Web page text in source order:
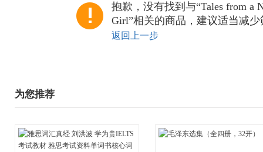
抱歉，没有找到与“Tales from a
Girl”相关的商品，建议适当减
返回上一步
为您推荐